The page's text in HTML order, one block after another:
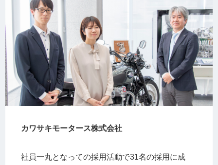
カワサキモータース株式会社
社員一丸となっての採用活動で31名の採用に成